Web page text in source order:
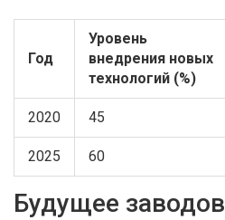
Год
Уровень
внедрения новых
технологий (%)
2020 45
2025 60
Будущее заводов